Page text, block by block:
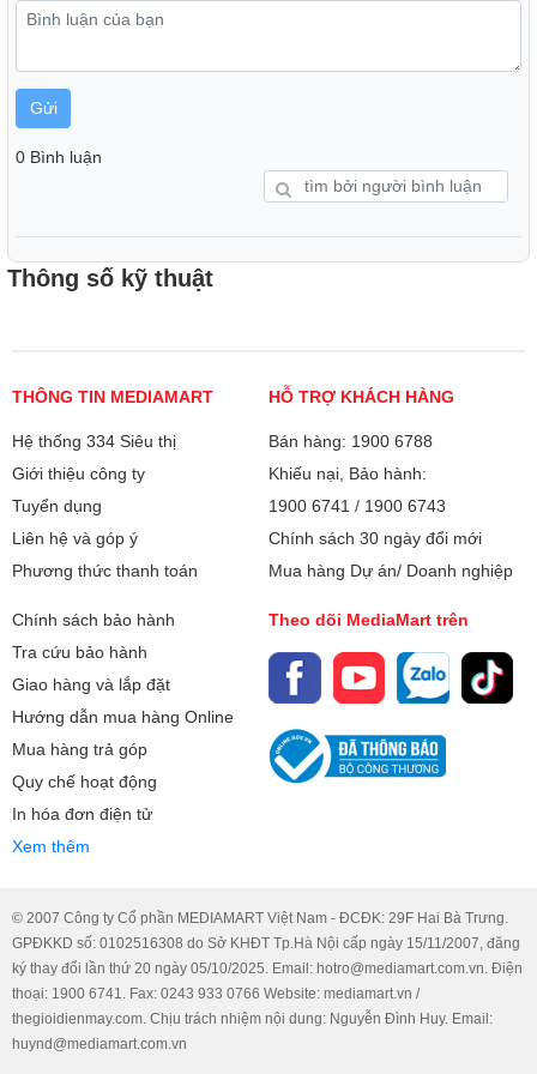
một chạm dễ dàng vào Playtime Boost tận hưởng thêm thời
bùng nổ, rõ nét hơn.
Kháng nước và bụi
có thể "cân tất" được hầu hết điều kiện môi trường, từ tiệc
tùng sôi động bên ngoài bơi đến những chuyến dã ngoại
bên bờ biển.
Ghép nối đa loa không giới hạn với Auracast™
Muốn tận hưởng chất âm JBL Pro Sound mạnh mẽ hơn
tương thích Auracast thông qua công nghệ Auracast™ để
thăng hoa trong trải nghiệm phát nhạc bùng nổ.
Chế tác từ vật liệu tái chế
Gửi
0 Bình luận
Thông số kỹ thuật
THÔNG TIN MEDIAMART
Hệ thống 334 Siêu thị
Giới thiệu công ty
Tuyển dụng
Liên hệ và góp ý
Phương thức thanh toán
HỖ TRỢ KHÁCH HÀNG
Bán hàng: 1900 6788
Khiếu nại, Bảo hành:
1900 6741 / 1900 6743
Chính sách 30 ngày đổi mới
Mua hàng Dự án/ Doanh nghiệp
Chính sách bảo hành
Tra cứu bảo hành
Giao hàng và lắp đặt
Hướng dẫn mua hàng Online
Mua hàng trả góp
Quy chế hoạt động
In hóa đơn điện tử
Xem thêm
Theo dõi MediaMart trên
© 2007 Công ty Cổ phần MEDIAMART Việt Nam - ĐCĐK: 29F Hai Bà Trưng.
GPĐKKD số: 0102516308 do Sở KHĐT Tp.Hà Nội cấp ngày 15/11/2007, đăng
ký thay đổi lần thứ 20 ngày 05/10/2025. Email: hotro@mediamart.com.vn. Điện
thoại: 1900 6741. Fax: 0243 933 0766 Website: mediamart.vn /
thegioidienmay.com. Chịu trách nhiệm nội dung: Nguyễn Đình Huy. Email:
huynd@mediamart.com.vn